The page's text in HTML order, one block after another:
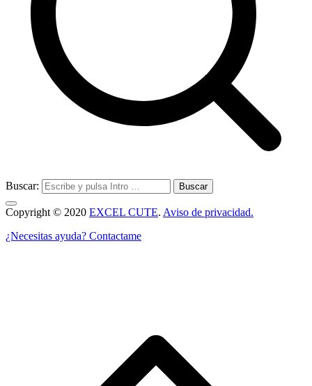
Buscar:
Copyright © 2020 EXCEL CUTE. Aviso de privacidad.
¿Necesitas ayuda? Contactame